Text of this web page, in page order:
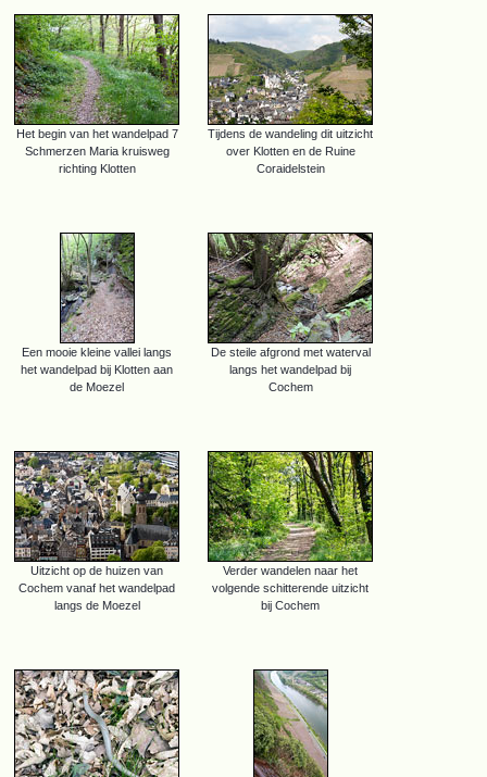
Het begin van het wandelpad 7
Schmerzen Maria kruisweg
richting Klotten
Tijdens de wandeling dit uitzicht
over Klotten en de Ruine
Coraidelstein
Een mooie kleine vallei langs
het wandelpad bij Klotten aan
de Moezel
De steile afgrond met waterval
langs het wandelpad bij
Cochem
Uitzicht op de huizen van
Cochem vanaf het wandelpad
langs de Moezel
Verder wandelen naar het
volgende schitterende uitzicht
bij Cochem